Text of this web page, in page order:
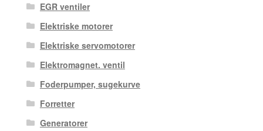
EGR ventiler
Elektriske motorer
Elektriske servomotorer
Elektromagnet. ventil
Foderpumper, sugekurve
Forretter
Generatorer